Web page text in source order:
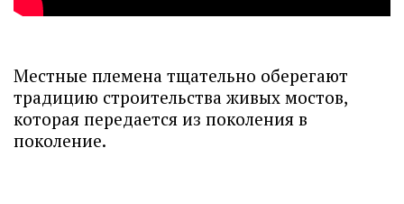
Местные племена тщательно оберегают
традицию строительства живых мостов,
которая передается из поколения в
поколение.